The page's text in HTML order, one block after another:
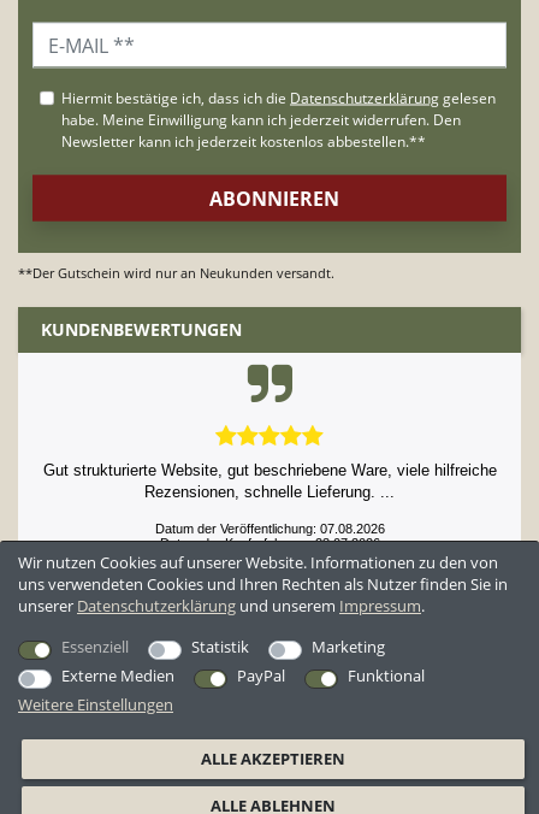
**Der Gutschein wird nur an Neukunden versandt.
KUNDENBEWERTUNGEN
Gut strukturierte Website, gut beschriebene Ware, viele hilfreiche
Rezensionen, schnelle Lieferung. ...
Datum der Veröffentlichung: 07.08.2026
Datum der Kauferfahrung: 23.07.2026
Wir nutzen Cookies auf unserer Website. Informationen zu den von
uns verwendeten Cookies und Ihren Rechten als Nutzer finden Sie in
unserer Daten­schutz­erklärung und unserem Impressum.
Essenziell
Statistik
Marketing
Externe Medien
PayPal
Funktional
Weitere Einstellungen
ALLE AKZEPTIEREN
ALLE ABLEHNEN
AGB Datenschutzerklärung Widerrufsrecht
Widerrufsformular